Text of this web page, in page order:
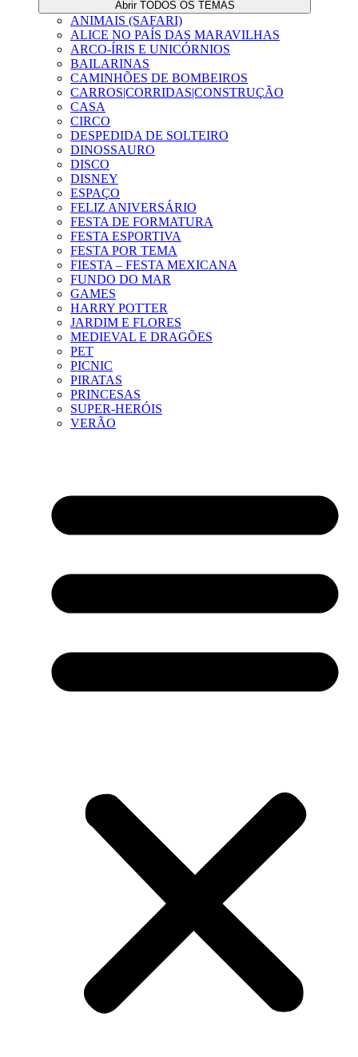
Abrir TODOS OS TEMAS
ANIMAIS (SAFARI)
ALICE NO PAÍS DAS MARAVILHAS
ARCO-ÍRIS E UNICÓRNIOS
BAILARINAS
CAMINHÕES DE BOMBEIROS
CARROS|CORRIDAS|CONSTRUÇÃO
CASA
CIRCO
DESPEDIDA DE SOLTEIRO
DINOSSAURO
DISCO
DISNEY
ESPAÇO
FELIZ ANIVERSÁRIO
FESTA DE FORMATURA
FESTA ESPORTIVA
FESTA POR TEMA
FIESTA – FESTA MEXICANA
FUNDO DO MAR
GAMES
HARRY POTTER
JARDIM E FLORES
MEDIEVAL E DRAGÕES
PET
PICNIC
PIRATAS
PRINCESAS
SUPER-HERÓIS
VERÃO